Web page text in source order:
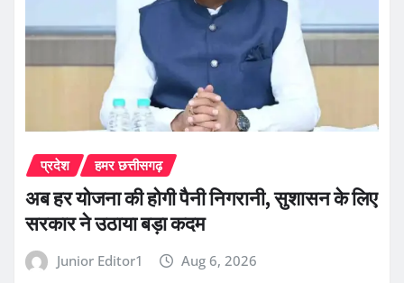
प्रदेश हमर छत्तीसगढ़
अब हर योजना की होगी पैनी निगरानी, सुशासन के लिए
सरकार ने उठाया बड़ा कदम
Junior Editor1 Aug 6, 2026